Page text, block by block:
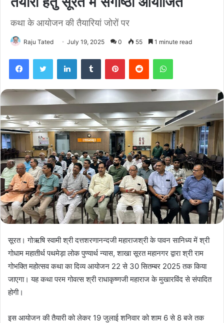
कथा के आयोजन की तैयारियां जोरों पर
Raju Tated July 19, 2025 0 55 1 minute read
FacebookTwitter LinkedInTumblr PinterestReddit WhatsApp
सूरत। गोऋषि स्वामी श्री दत्तशरणानन्दजी महाराजश्री के पावन सानिध्य में श्री
गोधाम महातीर्थ पथमेड़ा लोक पुण्यार्थ न्यास, शाखा सूरत महानगर द्वारा श्री राम
गोभक्ति महोत्सव कथा का दिव्य आयोजन 22 से 30 सितम्बर 2025 तक किया
जाएगा। यह कथा परम गोवत्स श्री राधाकृष्णजी महाराज के मुखारविंद से संपादित
होगी।
इस आयोजन की तैयारी को लेकर 19 जुलाई शनिवार को शाम 6 से 8 बजे तक